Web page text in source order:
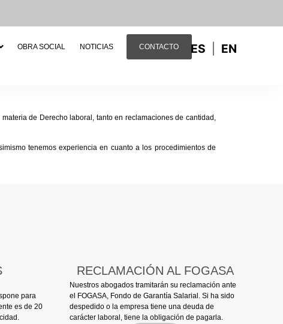
OBRA SOCIAL NOTICIAS CONTACTO ES EN
de Derecho laboral, tanto en reclamaciones de cantidad,
tenemos experiencia en cuanto a los procedimientos de
para
es de 20
RECLAMACIÓN AL FOGASA
Nuestros abogados tramitarán su reclamación ante
el FOGASA, Fondo de Garantía Salarial. Si ha sido
despedido o la empresa tiene una deuda de
carácter laboral, tiene la obligación de pagarla.